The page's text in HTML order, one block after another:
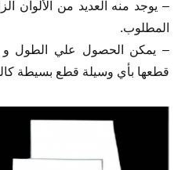
– يوجد منه العديد من الألوان
المطلوب.
– يمكن الحصول علي الطول
قطعها بأي وسيلة قطع بسيطة